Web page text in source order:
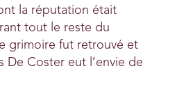
la réputation était
tout le reste du
grimoire fut retrouvé et
De Coster eut l’envie de